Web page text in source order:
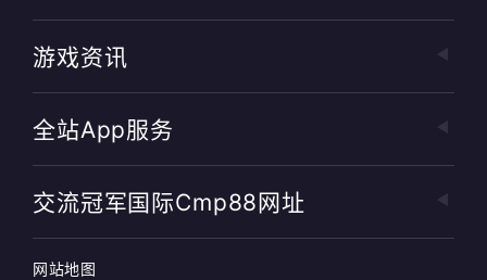
游戏资讯
全站app服务
交流冠军国际cmp88网址
网站地图